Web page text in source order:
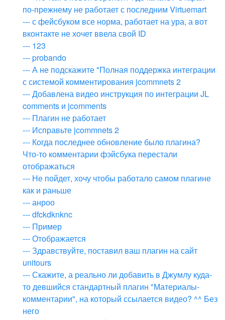
по-прежнему не работает с последним Virtuemart
--- с фейсбуком все норма, работает на ура, а вот
вконтакте не хочет ввела свой ID
--- 123
--- probando
--- А не подскажите "Полная поддержка интеграции
с системой комментирования jcommnets 2
--- Добавлена видео инструкция по интеграции JL
comments и jcomments
--- Плагин не работает
--- Исправьте jcommnets 2
--- Когда последнее обновление было плагина?
Что-то комментарии фэйсбука перестали
отображаться
--- Не пойдет, хочу чтобы работало самом плагине
как и раньше
--- анроо
--- dfckdknknc
--- Пример
--- Отображается
--- Здравствуйте, поставил ваш плагин на сайт
unitours
--- Скажите, а реально ли добавить в Джумлу куда-
то девшийся стандартный плагин "Материалы-
комментарии", на который ссылается видео? ^^ Без
него